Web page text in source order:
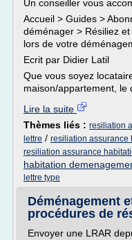
Un conseiller vous
Accueil > Guides >
déménager > Résiliez
lors de votre
Ecrit par Didier Latil
Que vous soyez
maison/appartement, le
Lire la suite
Thèmes liés : resiliation
lettre / resiliation assurance
resiliation assurance
habitation
lettre type
Déménagement
procédures de
Envoyer une LRAR